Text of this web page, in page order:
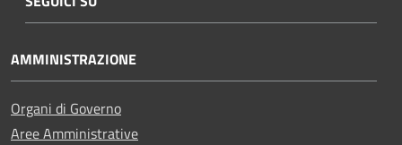
AMMINISTRAZIONE
Organi di Governo
Aree Amministrative